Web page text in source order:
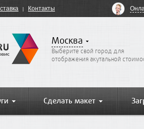
Контакты
Москва
Выберите свой город для
отображения акутальной
Сделать макет